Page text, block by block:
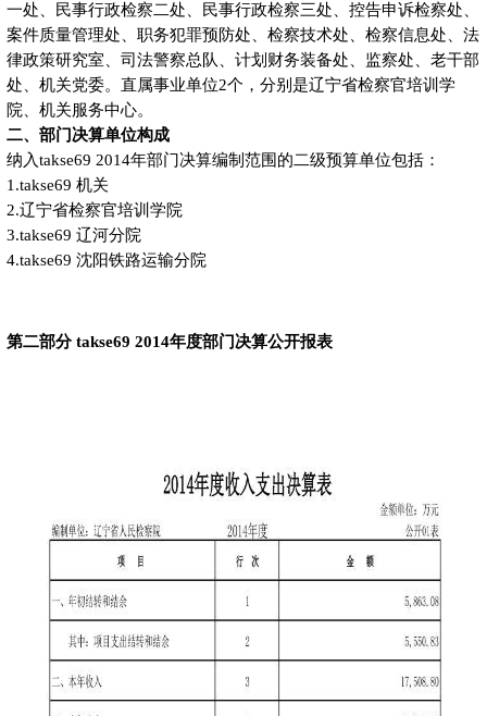
一处、民事行政检察二处、民事行政检察三处、控告申诉检察处、
案件质量管理处、职务犯罪预防处、检察技术处、检察信息处、法
律政策研究室、司法警察总队、计划财务装备处、监察处、老干部
处、机关党委。直属事业单位2个，分别是辽宁省检察官培训学
院、机关服务中心。
二、部门决算单位构成
纳入takse69 2014年部门决算编制范围的二级预算单位包括：
1.takse69 机关
2.辽宁省检察官培训学院
3.takse69 辽河分院
4.takse69 沈阳铁路运输分院
第二部分 takse69 2014年度部门决算公开报表